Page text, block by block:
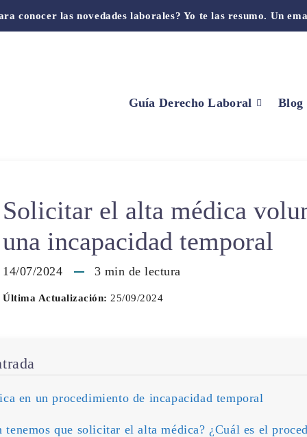
conocer las novedades laborales? Yo te las resumo. Un
Guía Derecho Laboral Blog
Solicitar el alta médica
una incapacidad temporal
14/07/2024 3 min de lectura
Última Actualización: 25/09/2024
en un procedimiento de incapacidad temporal
tenemos que solicitar el alta médica? ¿Cuál es el